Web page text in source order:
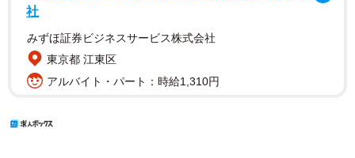
社
みずほ証券ビジネスサービス株式会社
東京都 江東区
アルバイト・パート：時給1,310円